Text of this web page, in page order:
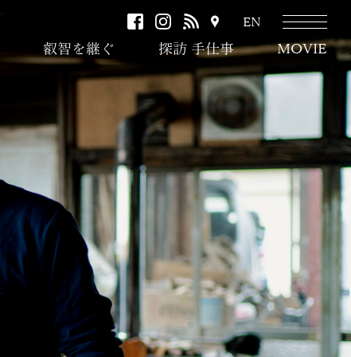
facebookinstagram
RSS
ク
セ
ス
EN
叡智を継ぐ 探訪 手仕事 MOVIE